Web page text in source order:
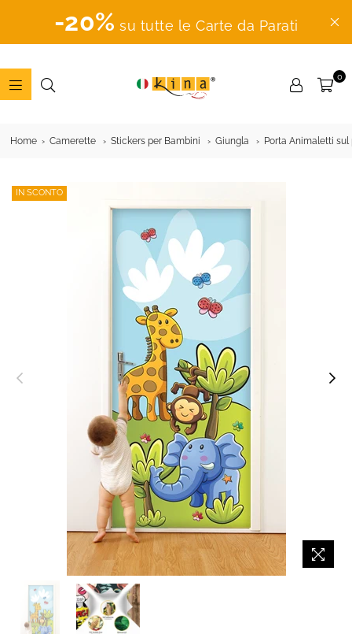
-20% su tutte le Carte da Parati
0
Home Camerette Stickers per Bambini Giungla Porta Animaletti sul
IN SCONTO